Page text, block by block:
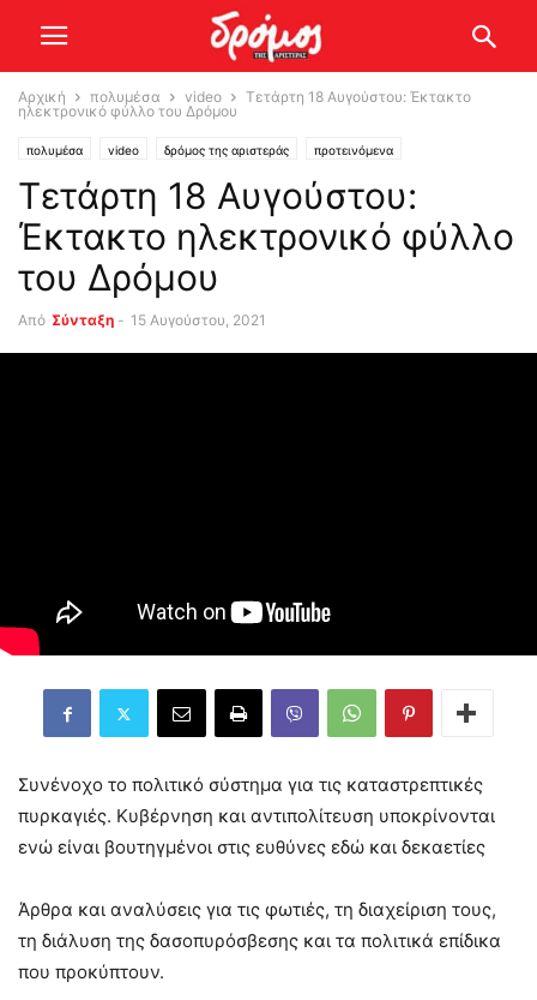
Αρχική πολυμέσα video
Τετάρτη 18 Αυγούστου: Έκτακτο
ηλεκτρονικό φύλλο του Δρόμου
πολυμέσα video δρόμος της αριστεράς προτεινόμενα
Τετάρτη 18 Αυγούστου:
Έκτακτο ηλεκτρονικό φύλλο
του Δρόμου
Από Σύνταξη - 15 Αυγούστου, 2021
Συνένοχο το πολιτικό σύστημα για τις καταστρεπτικές
πυρκαγιές. Κυβέρνηση και αντιπολίτευση υποκρίνονται
ενώ είναι βουτηγμένοι στις ευθύνες εδώ και δεκαετίες
Άρθρα και αναλύσεις για τις φωτιές, τη διαχείριση τους,
τη διάλυση της δασοπυρόσβεσης και τα πολιτικά επίδικα
που προκύπτουν.